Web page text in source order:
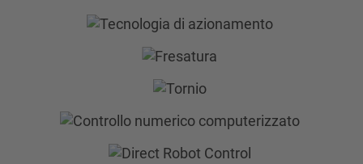
Controllo numerico
computerizzato
Software
Direct Robot Control
Tornio
Scopri di più
Fresatura
Scopri di più